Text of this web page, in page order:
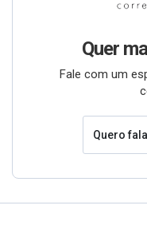
Quer
Fale com um
Quero